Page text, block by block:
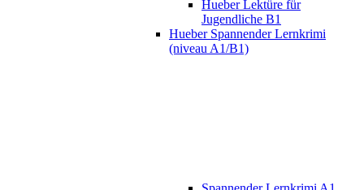
Hueber Lektüre für
Jugendliche B1
Hueber Spannender Lernkrimi
(niveau A1/B1)